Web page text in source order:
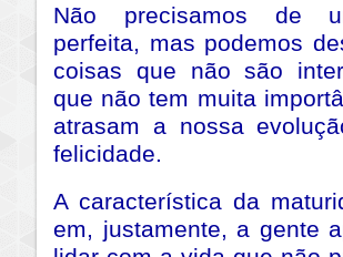
Não precisamos de
perfeita, mas podemos
coisas que não são
que não tem muita
atrasam a nossa
felicidade.
A característica da
em, justamente, a gente